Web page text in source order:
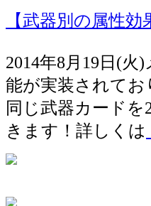
【武器別の属性効
2014年8月19日(
能が実装されてお
同じ武器カード
きます！詳しくは